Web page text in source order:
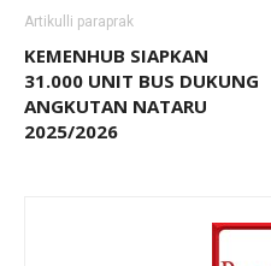
Artikulli paraprak
KEMENHUB SIAPKAN
31.000 UNIT BUS DUKUNG
ANGKUTAN NATARU
2025/2026